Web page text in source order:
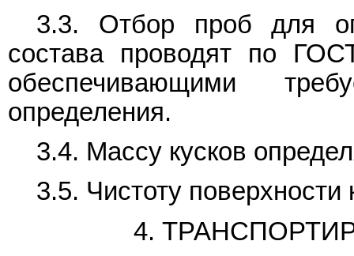
3.3. Отбор проб для
состава проводят по
обеспечивающими
определения.
3.4. Массу кусков
3.5. Чистоту
4.